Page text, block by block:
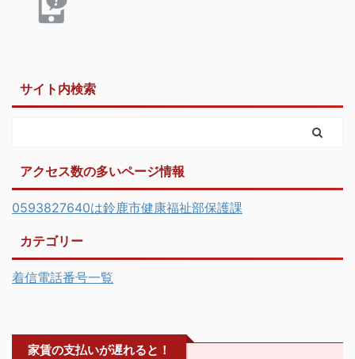
サイト内検索
アクセス数の多いページ情報
0593827640は鈴鹿市健康福祉部保護課
カテゴリー
着信電話番号一覧
家賃の支払いが遅れると！